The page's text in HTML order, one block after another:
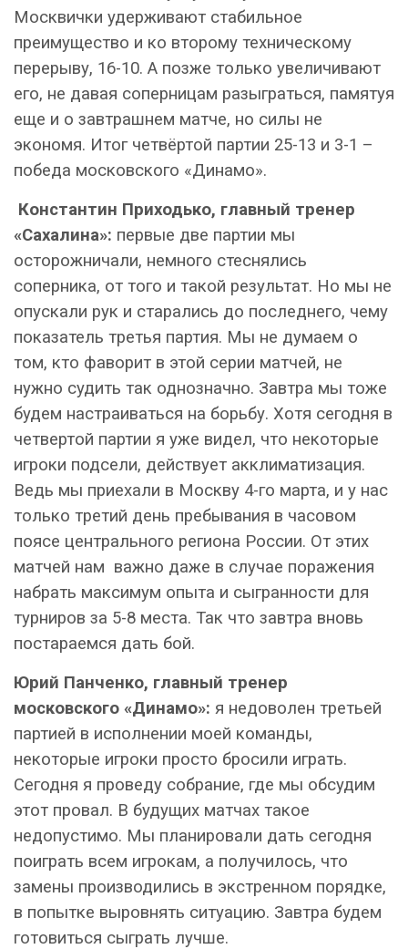
Москвички удерживают стабильное
преимущество и ко второму техническому
перерыву, 16-10. А позже только увеличивают
его, не давая соперницам разыграться, памятуя
еще и о завтрашнем матче, но силы не
экономя. Итог четвёртой партии 25-13 и 3-1 –
победа московского «Динамо».
Константин Приходько, главный тренер
«Сахалина»: первые две партии мы
осторожничали, немного стеснялись
соперника, от того и такой результат. Но мы не
опускали рук и старались до последнего, чему
показатель третья партия. Мы не думаем о
том, кто фаворит в этой серии матчей, не
нужно судить так однозначно. Завтра мы тоже
будем настраиваться на борьбу. Хотя сегодня в
четвертой партии я уже видел, что некоторые
игроки подсели, действует акклиматизация.
Ведь мы приехали в Москву 4-го марта, и у нас
только третий день пребывания в часовом
поясе центрального региона России. От этих
матчей нам важно даже в случае поражения
набрать максимум опыта и сыгранности для
турниров за 5-8 места. Так что завтра вновь
постараемся дать бой.
Юрий Панченко, главный тренер
московского «Динамо»: я недоволен третьей
партией в исполнении моей команды,
некоторые игроки просто бросили играть.
Сегодня я проведу собрание, где мы обсудим
этот провал. В будущих матчах такое
недопустимо. Мы планировали дать сегодня
поиграть всем игрокам, а получилось, что
замены производились в экстренном порядке,
в попытке выровнять ситуацию. Завтра будем
готовиться сыграть лучше.